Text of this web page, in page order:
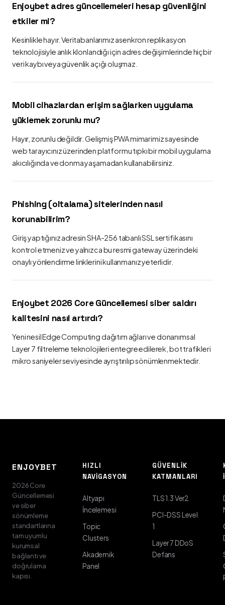
Enjoybet adres güncellemeleri hesap güvenliğini
etkiler mi?
Kesinlikle hayır. Veritabanlarımız asenkron replikasyon
teknolojisiyle anlık klonlandığı için adres değişimlerinde hiçbir
veri kaybı veya güvenlik açığı oluşmaz.
Mobil cihazlardan erişim sağlarken uygulama
yüklemek zorunlu mu?
Hayır, zorunlu değildir. Gelişmiş PWA mimarimiz sayesinde
web tarayıcınız üzerinden platformu tıpkı bir mobil uygulama
akıcılığında ve donma yaşamadan kullanabilirsiniz.
Phishing (oltalama) sitelerinden nasıl
korunabilirim?
Giriş yaptığınız adresin SHA-256 tabanlı SSL sertifikasını
kontrol etmeniz ve yalnızca bu resmi gateway üzerindeki
onaylı yönlendirme linklerini kullanmanız yeterlidir.
Enjoybet 2026 Core Güncellemesi siber saldırı
kalitesini nasıl artırdı?
Yeni nesil Edge Computing dağıtım ağları ve donanımsal
Layer 7 filtreleme teknolojileri entegre edilerek, bot trafikleri
mikro saniyeler seviyesinde ayrıştırılıp sönümlenmektedir.
ENJOYBET
2026 Core
Güncellemesi
ve siber
sönümleme
standartlarına
tam uyumlu
kurumsal
bağlantı ve
doğrulama
kapısı.
HIZLI
NAVIGASYON
Altyapı
İncelemesi
Topic
Clusters
Akademik
Panel
GÜVENLIK
KATMANLARI
TLS 1.3 Ver2
PCI-DSS Level
1
Layer 7 DDoS
Defans